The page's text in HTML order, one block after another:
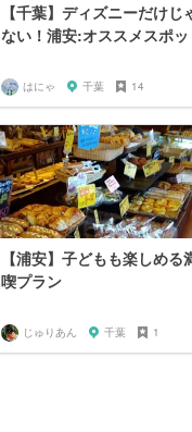
【千葉】ディズニーだけじ
ない！浦安:オススメスポッ
はにゃ 千葉 14
【浦安】子どもも楽しめる
喫プラン
じゅりあん 千葉 1